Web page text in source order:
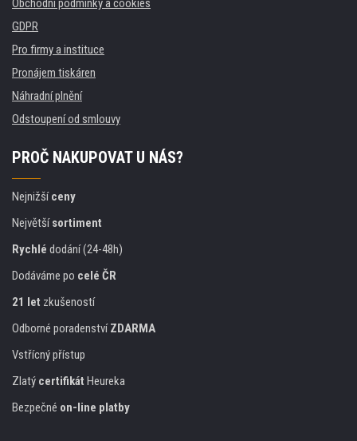
Obchodní podmínky a cookies
GDPR
Pro firmy a instituce
Pronájem tiskáren
Náhradní plnění
Odstoupení od smlouvy
PROČ NAKUPOVAT U NÁS?
Nejnižšíceny
Největšísortiment
Rychlé dodání (24-48h)
Dodáváme po celé ČR
21 let zkušeností
Odborné poradenstvíZDARMA
Vstřícný přístup
Zlatý certifikát Heureka
Bezpečné on-line platby